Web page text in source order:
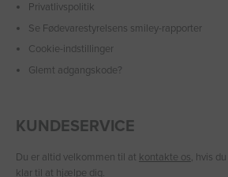
Privatlivspolitik
Se Fødevarestyrelsens smiley-rapporter
Cookie-indstillinger
Glemt adgangskode?
KUNDESERVICE
Du er altid velkommen til at kontakte os, hvis
klar til at hjælpe dig.